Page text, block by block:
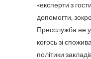
«експерти з
допомогти,
Пресслужба не
когось зі
політики